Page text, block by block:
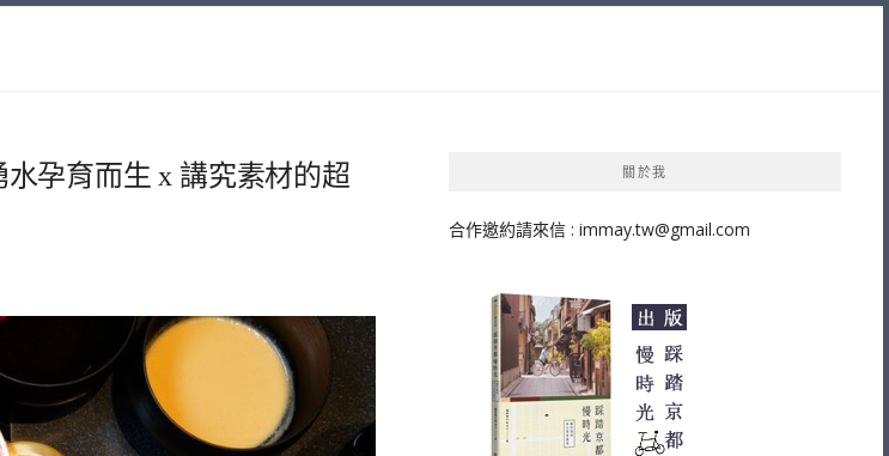
孕育而生 x 講究素材的超
關於我
合作邀約請來信 : immay.tw@gmail.com